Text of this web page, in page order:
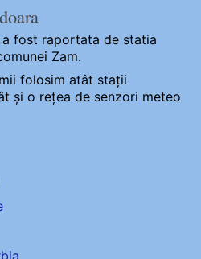
a fost raportata de statia
Zam.
folosim atât stații
și o rețea de senzori meteo